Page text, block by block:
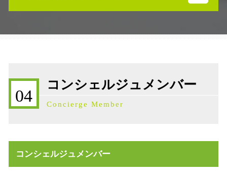
公正証書遺言 証人
事業承継 第三者
相続発生 確定申告
遺産相続 限定承認とは
事業承継 代表者借入
限定承認 単純承認
事業承継 m&a
不動産 寄付 譲渡所得
不動産売買契約 流れ
不動産売買契約 委任状
不動産 放棄 固定資産税
不動産売買契約 売主
補助金 石川県
事業承継補助金 石川県
相続 石川県
04
コンシェルジュメンバー
Concierge Member
コンシェルジュメンバー